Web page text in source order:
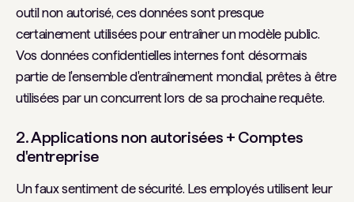
outil non autorisé, ces données sont presque
certainement utilisées pour entraîner un modèle public.
Vos données confidentielles internes font désormais
partie de l'ensemble d'entraînement mondial, prêtes à être
utilisées par un concurrent lors de sa prochaine requête.
2. Applications non autorisées + Comptes
d'entreprise
Un faux sentiment de sécurité. Les employés utilisent leur